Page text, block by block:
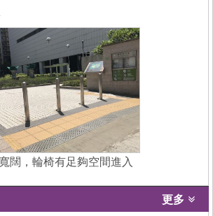
闊，輪椅有足夠空間進入
更多